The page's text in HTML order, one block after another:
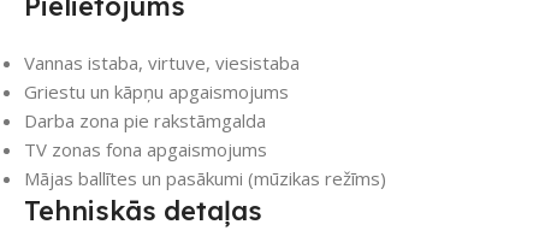
Vannas istaba, virtuve, viesistaba
Griestu un kāpņu apgaismojums
Darba zona pie rakstāmgalda
TV zonas fona apgaismojums
Mājas ballītes un pasākumi (mūzikas režīms)
Tehniskās detaļas